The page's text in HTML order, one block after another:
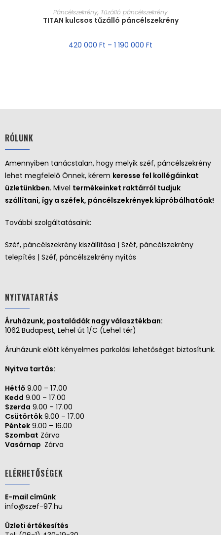
MÉRET VÁLASZTÁSA
Páncélszekrény, Tűzálló páncélszekrény
TITAN kulcsos tűzálló páncélszekrény
420 000 Ft – 1 190 000 Ft
RÓLUNK
Amennyiben tanácstalan, hogy melyik széf, páncélszekrény
lehet megfelelő Önnek, kérem keresse fel kollégáinkat
üzletünkben. Mivel termékeinket raktárról tudjuk
szállítani, így a széfek, páncélszekrények kipróbálhatóak!
További szolgáltatásaink:
Széf, páncélszekrény kiszállítása | Széf, páncélszekrény
telepítés | Széf, páncélszekrény nyitás
NYITVATARTÁS
Áruházunk, postaládák nagy választékban:
1062 Budapest, Lehel út 1/C (Lehel tér)
Áruházunk előtt kényelmes parkolási lehetőséget biztosítunk.
Nyitva tartás:
Hétfő 9.00 – 17.00
Kedd 9.00 – 17.00
Szerda 9.00 – 17.00
Csütörtök 9.00 – 17.00
Péntek 9.00 – 16.00
Szombat Zárva
Vasárnap Zárva
ELÉRHETŐSÉGEK
E-mail címünk
info@szef-97.hu
Üzleti értékesítés